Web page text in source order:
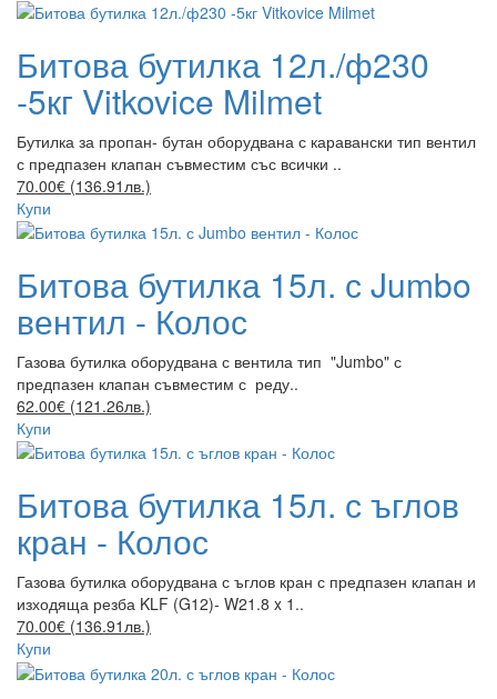
Битова бутилка 12л./ф230
-5кг Vitkovice Milmet
Бутилка за пропан- бутан оборудвана с каравански тип вентил
с предпазен клапан съвместим със всички ..
70.00€ (136.91лв.)
Купи
Битова бутилка 15л. с Jumbo
вентил - Колос
Газова бутилка оборудвана с вентила тип "Jumbo" с
предпазен клапан съвместим с реду..
62.00€ (121.26лв.)
Купи
Битова бутилка 15л. с ъглов
кран - Колос
Газова бутилка оборудвана с ъглов кран с предпазен клапан и
изходяща резба KLF (G12)- W21.8 x 1..
70.00€ (136.91лв.)
Купи